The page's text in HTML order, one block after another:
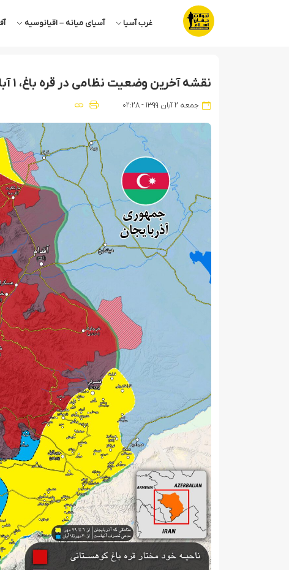
غرب آسیا آسیای میانه – اقیانوسیه
نقشه آخرین وضعیت نظامی در قره باغ، ۱ آبان ۹۹، کنترل آذربایجان بر خط مرزی ایران و آذربایجان
جمعه ۲ آبان ۱۳۹۹ - ۰۲:۲۸